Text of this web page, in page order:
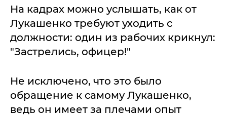
На кадрах можно услышать, как от
Лукашенко требуют уходить с
должности: один из рабочих крикнул:
"Застрелись, офицер!"
Не исключено, что это было
обращение к самому Лукашенко,
ведь он имеет за плечами опыт